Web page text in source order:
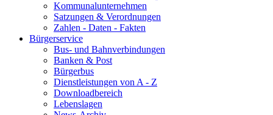
Kommunalunternehmen
Satzungen & Verordnungen
Zahlen - Daten - Fakten
Bürgerservice
Bus- und Bahnverbindungen
Banken & Post
Bürgerbus
Dienstleistungen von A - Z
Downloadbereich
Lebenslagen